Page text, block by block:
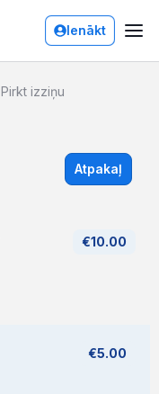
Ienākt
Pirkt izziņu
Atpakaļ
€10.00
€5.00